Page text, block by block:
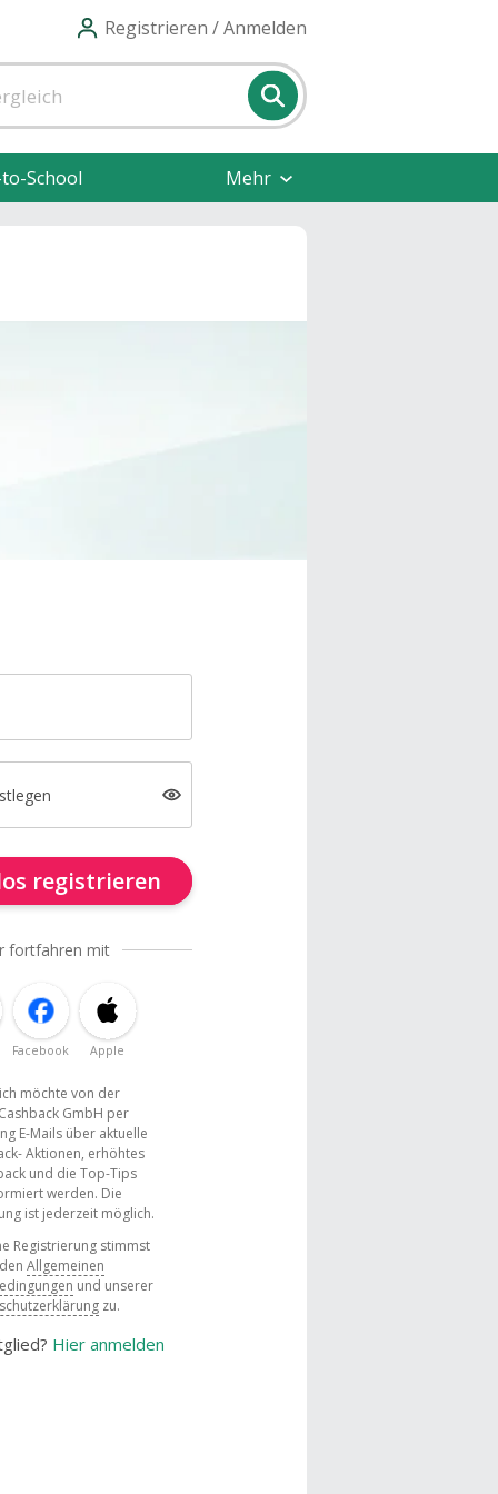
Registrieren / Anmelden
School Mehr
registrieren
fortfahren mit
Facebook Apple
ich möchte von der
GmbH per
E-Mails über aktuelle
Aktionen, erhöhtes
und die Top-Tips
werden. Die
ist jederzeit möglich.
Registrierung stimmst
Allgemeinen
und unserer
zu.
Hier anmelden